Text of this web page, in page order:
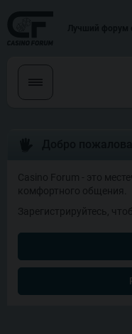
Casino Forum - это
комфортного общения.
Зарегистрируйтесь,